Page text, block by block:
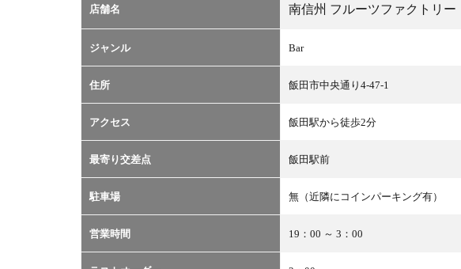
店舗名 南信州 フルーツファクトリー
ジャンル Bar
住所 飯田市中央通り4-47-1
アクセス 飯田駅から徒歩2分
最寄り交差点 飯田駅前
駐車場 無（近隣にコインパーキング有）
営業時間 19：00 ～ 3：00